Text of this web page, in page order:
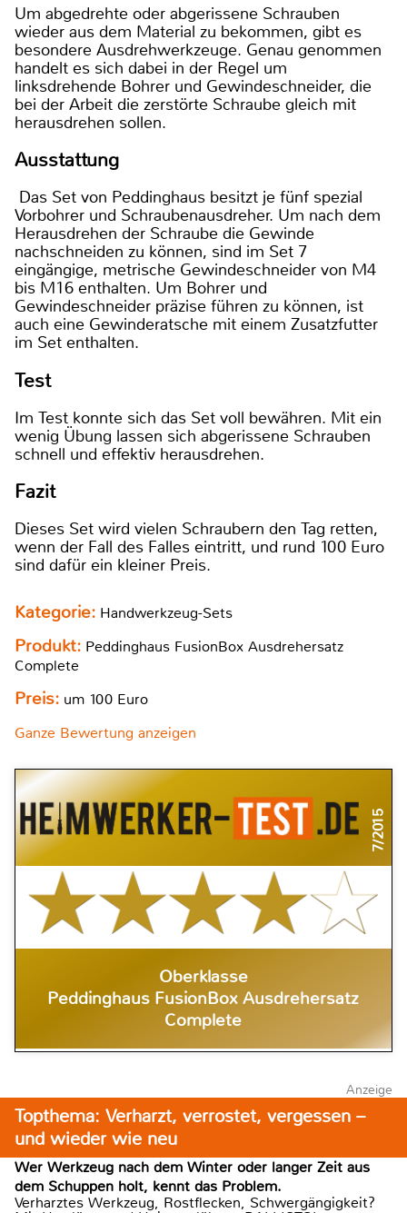
Um abgedrehte oder abgerissene Schrauben
wieder aus dem Material zu bekommen, gibt es
besondere Ausdrehwerkzeuge. Genau genommen
handelt es sich dabei in der Regel um
linksdrehende Bohrer und Gewindeschneider, die
bei der Arbeit die zerstörte Schraube gleich mit
herausdrehen sollen.
Ausstattung
Das Set von Peddinghaus besitzt je fünf spezial
Vorbohrer und Schraubenausdreher. Um nach dem
Herausdrehen der Schraube die Gewinde
nachschneiden zu können, sind im Set 7
eingängige, metrische Gewindeschneider von M4
bis M16 enthalten. Um Bohrer und
Gewindeschneider präzise führen zu können, ist
auch eine Gewinderatsche mit einem Zusatzfutter
im Set enthalten.
Test
Im Test konnte sich das Set voll bewähren. Mit ein
wenig Übung lassen sich abgerissene Schrauben
schnell und effektiv herausdrehen.
Fazit
Dieses Set wird vielen Schraubern den Tag retten,
wenn der Fall des Falles eintritt, und rund 100 Euro
sind dafür ein kleiner Preis.
Kategorie: Handwerkzeug-Sets
Produkt: Peddinghaus FusionBox Ausdrehersatz
Complete
Preis: um 100 Euro
Ganze Bewertung anzeigen
7/2015
Oberklasse
Peddinghaus FusionBox Ausdrehersatz
Complete
Anzeige
Topthema: Verharzt, verrostet, vergessen –
und wieder wie neu
Wer Werkzeug nach dem Winter oder langer Zeit aus
dem Schuppen holt, kennt das Problem.
Verharztes Werkzeug, Rostflecken, Schwergängigkeit?